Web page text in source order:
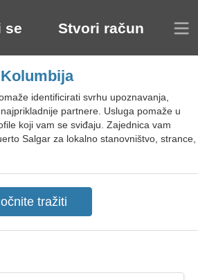
se Stvori račun
identificirati svrhu upoznavanja,
partnere. Usluga pomaže u
koji vam se sviđaju. Zajednica vam
Salgar za lokalno stanovništvo, strance,